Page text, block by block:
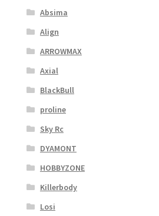
Absima
Align
ARROWMAX
Axial
BlackBull
proline
Sky Rc
DYAMONT
HOBBYZONE
Killerbody
Losi